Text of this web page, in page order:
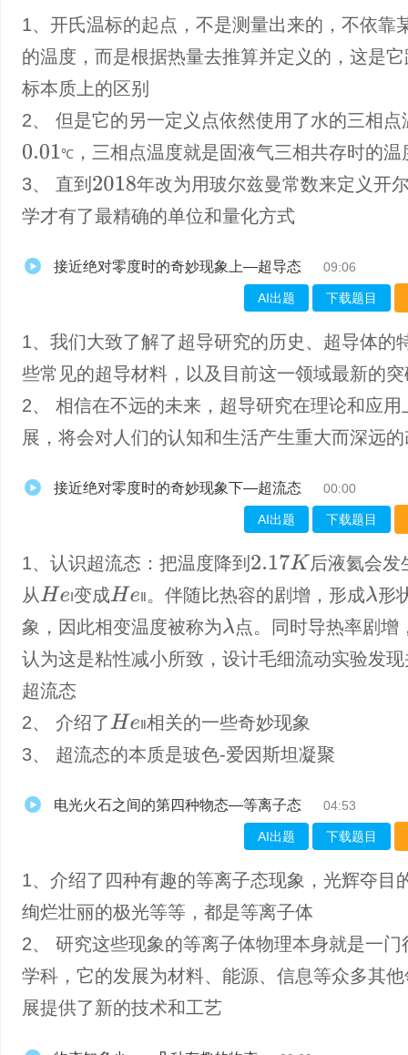
1、开氏温标的起点，不是测量出来的，不依靠
的温度，而是根据热量去推算并定义的，这是
标本质上的区别
2、 但是它的另一定义点依然使用了水的三相点
℃
0.01 ℃
，三相点温度就是固液气三相共存时的温
3、 直到 2018
年改为用玻尔兹曼常数来定义开
学才有了最精确的单位和量化方式
接近绝对零度时的奇妙现象上—超导态 09:06
AI出题 下载题目
1、我们大致了解了超导研究的历史、超导体的
些常见的超导材料，以及目前这一领域最新的突
2、 相信在不远的未来，超导研究在理论和应用
展，将会对人们的认知和生活产生重大而深远
接近绝对零度时的奇妙现象下—超流态 00:00
AI出题 下载题目
1、认识超流态：把温度降到 2.17 K
后液氦会发
从 HeⅠ 变成 HeⅡ 。伴随比热容的剧增，形成 λ 形
象，因此相变温度被称为 λ
点。同时导热率剧增
认为这是粘性减小所致，设计毛细流动实验发
超流态
2、 介绍了 HeⅡ
相关的一些奇妙现象
3、 超流态的本质是玻色-爱因斯坦凝聚
电光火石之间的第四种物态—等离子态 04:53
AI出题 下载题目
1、介绍了四种有趣的等离子态现象，光辉夺目
绚烂壮丽的极光等等，都是等离子体
2、 研究这些现象的等离子体物理本身就是一门
学科，它的发展为材料、能源、信息等众多其
展提供了新的技术和工艺